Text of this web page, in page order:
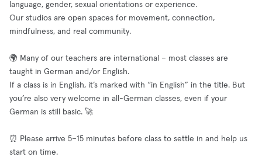
language, gender, sexual orientations or experience.
Our studios are open spaces for movement, connection,
mindfulness, and real community.
🌍 Many of our teachers are international – most classes are
taught in German and/or English.
If a class is in English, it’s marked with “in English” in the title. But
you’re also very welcome in all-German classes, even if your
German is still basic. 🚀
⏰ Please arrive 5–15 minutes before class to settle in and help us
start on time.